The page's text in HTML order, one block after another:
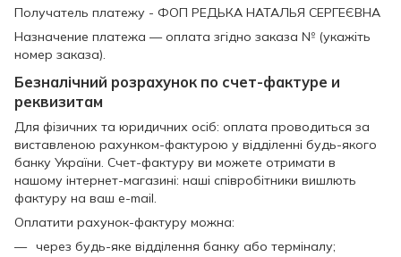
Получатель платежу - ФОП РЕДЬКА НАТАЛЬЯ СЕРГЕЄВНА
Назначение платежа — оплата згідно заказа № (укажіть
номер заказа).
Безналічний розрахунок по счет-фактуре и
реквизитам
Для фізичних та юридичних осіб: оплата проводиться за
виставленою рахунком-фактурою у відділенні будь-якого
банку України. Счет-фактуру ви можете отримати в
нашому інтернет-магазині: наші співробітники вишлють
фактуру на ваш e-mail.
Оплатити рахунок-фактуру можна:
через будь-яке відділення банку або терміналу;